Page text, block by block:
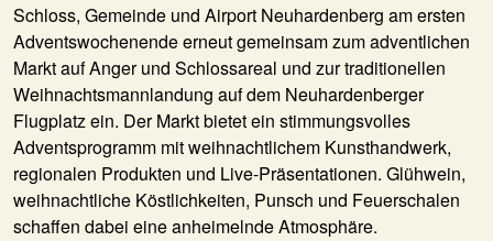
Schloss, Gemeinde und Airport Neuhardenberg am ersten
Adventswochenende erneut gemeinsam zum adventlichen
Markt auf Anger und Schlossareal und zur traditionellen
Weihnachtsmannlandung auf dem Neuhardenberger
Flugplatz ein. Der Markt bietet ein stimmungsvolles
Adventsprogramm mit weihnachtlichem Kunsthandwerk,
regionalen Produkten und Live-Präsentationen. Glühwein,
weihnachtliche Köstlichkeiten, Punsch und Feuerschalen
schaffen dabei eine anheimelnde Atmosphäre.